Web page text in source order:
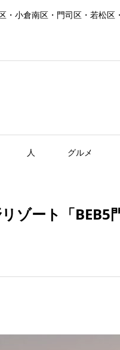
小倉南区・門司区・若松
人 グルメ
ゾート「